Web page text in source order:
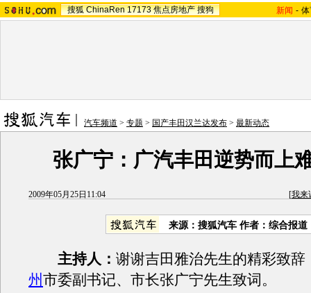
搜狐 ChinaRen 17173 焦点房地产 搜狗 新闻 -
汽车频道 > 专题 > 国产丰田汉兰达发布 > 最新动态
张广宁：广汽丰田逆势而上
2009年05月25日11:04 [我来
来源： 搜狐汽车 作者：综合报道
主持人： 谢谢吉田雅治先生的精彩致辞
州市委副书记、市长张广宁先生致词。